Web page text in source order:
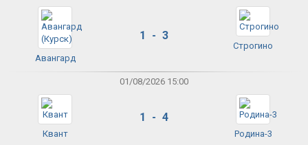
Авангард
1 - 3
Строгино
01/08/2026 15:00
Квант
1 - 4
Родина-3